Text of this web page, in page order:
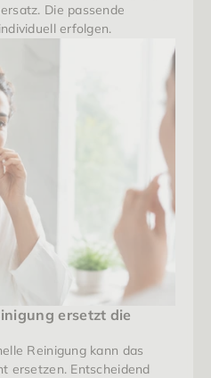
Die passende
erfolgen.
ersetzt die
Reinigung kann das
ersetzen. Entscheidend